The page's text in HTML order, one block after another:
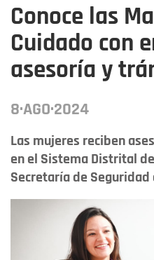
Conoce las
Cuidado con
asesoría y
8·AGO·2024
Las mujeres reciben
en el Sistema Distrital
Secretaría de Seguridad